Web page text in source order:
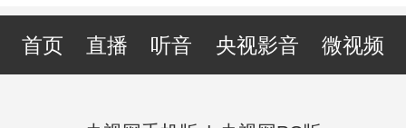
首页 直播 听音 央视影音 微视频